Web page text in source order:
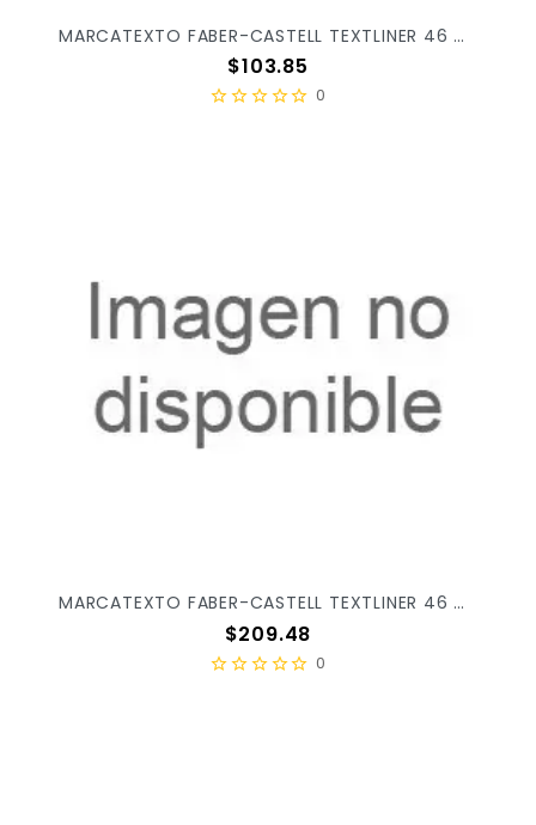
MARCATEXTO FABER-CASTELL TEXTLINER 46 METALLIC C/4PZ 154640
Precio
$103.85
0
MARCATEXTO FABER-CASTELL TEXTLINER 46 METALLIC C/8PZ 154689
Precio
$209.48
0